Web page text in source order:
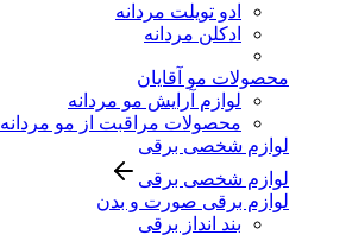
ادو تویلت مردانه
ادکلن مردانه
محصولات مو آقایان
لوازم آرایش مو مردانه
محصولات مراقبت از مو مردانه
لوازم شخصی برقی
لوازم شخصی برقی
لوازم برقی صورت و بدن
بند انداز برقی